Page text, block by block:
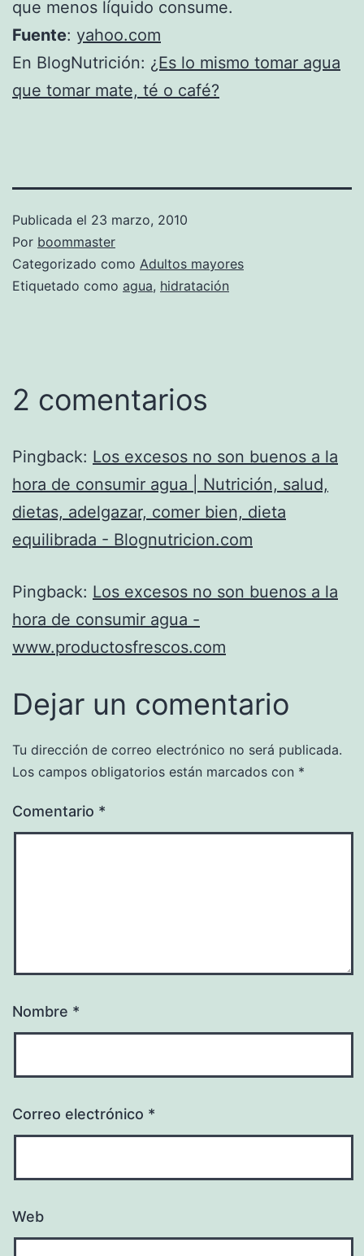
que menos líquido consume.
Fuente: yahoo.com
En BlogNutrición: ¿Es lo mismo tomar agua
que tomar mate, té o café?
Publicada el 23 marzo, 2010
Por boommaster
Categorizado como Adultos mayores
Etiquetado como agua, hidratación
2 comentarios
Pingback: Los excesos no son buenos a la
hora de consumir agua | Nutrición, salud,
dietas, adelgazar, comer bien, dieta
equilibrada - Blognutricion.com
Pingback: Los excesos no son buenos a la
hora de consumir agua -
www.productosfrescos.com
Dejar un comentario
Tu dirección de correo electrónico no será publicada.
Los campos obligatorios están marcados con *
Comentario *
Nombre *
Correo electrónico *
Web